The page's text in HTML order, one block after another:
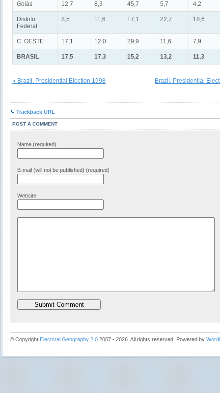
Goiás 12,7 8,3 45,7 5,7 4,2
Distrito
Federal
8,5 11,6 17,1 22,7 18,6
C. OESTE 17,1 12,0 29,9 11,6 7,9
BRASIL 17,5 17,3 15,2 13,2 11,3
« Brazil. Presidential Election 1998 Brazil. Presidential
Trackback URL
POST A COMMENT
Name (required)
E-mail (will not be published) (required)
Website
© Copyright Electoral Geography 2.0 2007 - 2026. All rights reserved. Powered by